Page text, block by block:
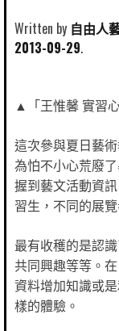
Written by 自由人
2013-09-29
▲「王惟馨 實習心
這次參與夏日藝
為怕不小心荒廢
握到藝文活動資
習生，不同的展覽
最有收穫的是認
共同興趣等等。
資料增加知識或
樣的體驗。